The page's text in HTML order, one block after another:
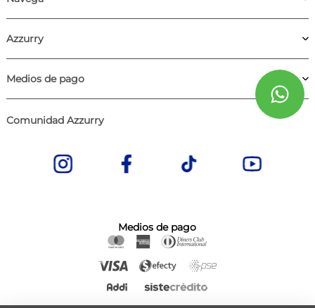
Azzurry
Medios de pago
Comunidad Azzurry
Medios de pago